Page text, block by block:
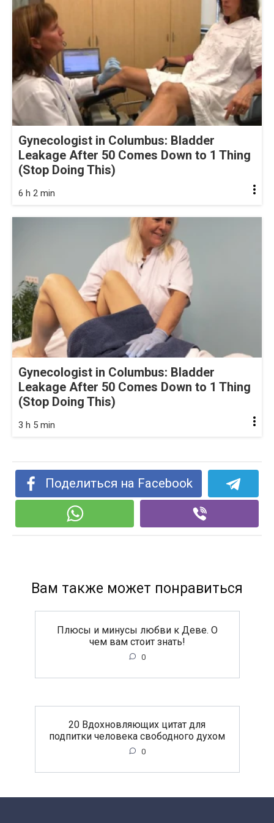
Gynecologist in Columbus: Bladder
Leakage After 50 Comes Down to 1 Thing
(Stop Doing This)
6 h 2 min
Gynecologist in Columbus: Bladder
Leakage After 50 Comes Down to 1 Thing
(Stop Doing This)
3 h 5 min
Поделиться на Facebook
Вам также может понравиться
Плюсы и минусы любви к Деве. О
чем вам стоит знать!
0
20 Вдохновляющих цитат для
подпитки человека свободного духом
0